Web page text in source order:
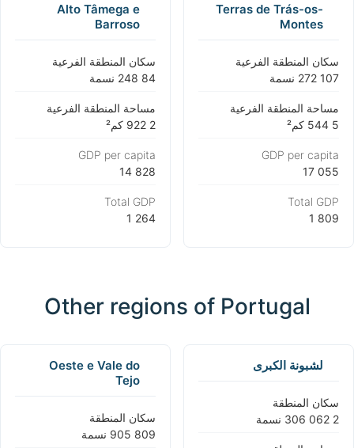
Terras de Trás-os-
Montes
سكان المنطقة الفرعية
مساحة المنطقة الفرعية
GDP per capita
Total GDP
Alto Tâmega e
Barroso
سكان المنطقة الفرعية
مساحة المنطقة الفرعية
GDP per capita
Total GDP
Other regions of Portugal
لشبونة الكبرى
سكان المنطقة
Oeste e Vale do
Tejo
سكان المنطقة